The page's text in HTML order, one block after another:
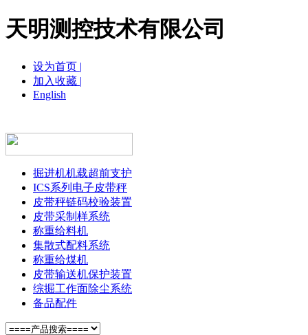
天明测控技术有限公司
设为首页 |
加入收藏 |
English
掘进机机载超前支护
ICS系列电子皮带秤
皮带秤链码校验装置
皮带采制样系统
称重给料机
集散式配料系统
称重给煤机
皮带输送机保护装置
综掘工作面除尘系统
备品配件